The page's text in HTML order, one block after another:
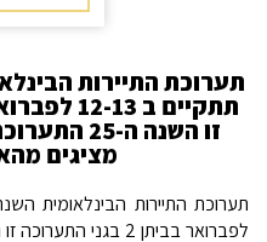
זו השנה
מציגים